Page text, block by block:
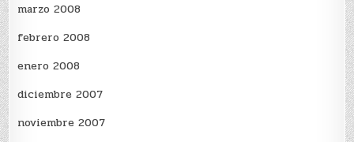
marzo 2008
febrero 2008
enero 2008
diciembre 2007
noviembre 2007